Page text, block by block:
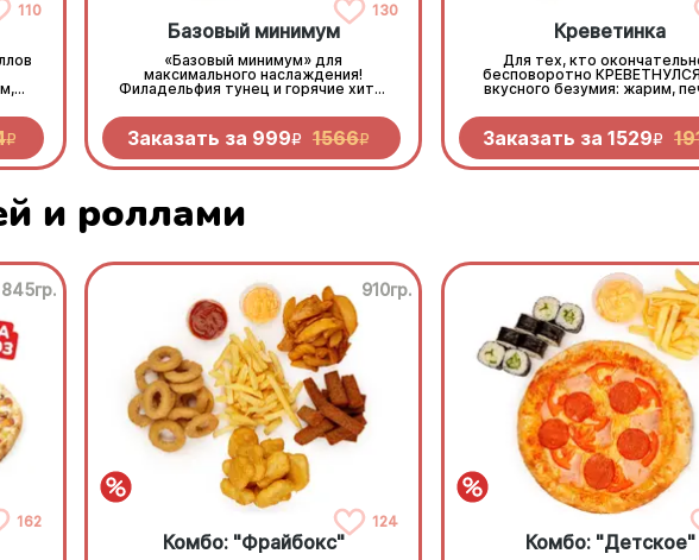
110
R
130
Базовый минимум
«Базовый минимум» для
максимального наслаждения!
Филадельфия тунец и горячие хиты:
с мидиями, королевским окунем и
крабом. Богатая палитра вкусов не
оставит шансов голоду
Заказать за 999R 1566R
Креветинка
Для тех, кто
бесповоротно
вкусного безумия: жарим,
крутим любимый
Лучшее средство от
недостаточности!
Заказать за 1529R
и роллами
845гр.
162
910гр.
124
Комбо: "Фрайбокс" Комбо: "Детское"